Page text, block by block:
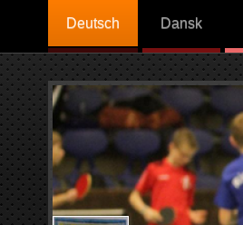
Deutsch Dansk